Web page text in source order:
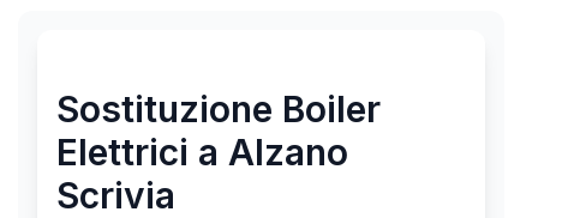
Sostituzione Boiler
Elettrici a Alzano
Scrivia